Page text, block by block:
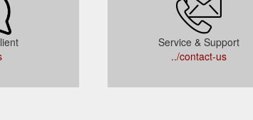
Service & Support
../contact-us